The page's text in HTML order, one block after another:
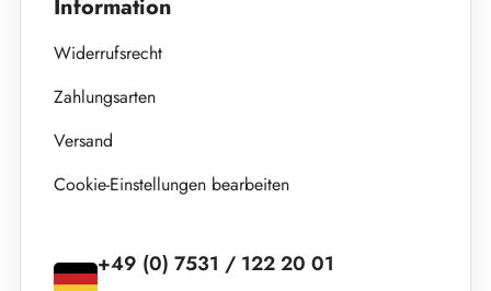
Information
Widerrufsrecht
Zahlungsarten
Versand
Cookie-Einstellungen bearbeiten
+49 (0) 7531 / 122 20 01